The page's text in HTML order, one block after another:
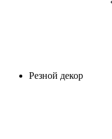
Резной декор